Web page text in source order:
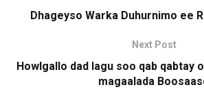
Dhageyso Warka Duhurnimo ee
Next Post
Howlgallo dad lagu soo qab qabtay
magaalada